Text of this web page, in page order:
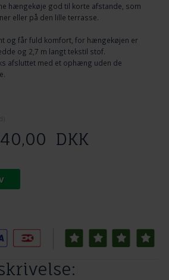
hængekøje god til korte afstande, som
eller på den lille terrasse.
og får fuld komfort, for hængekøjen er
og 2,7 m langt tekstil stof.
afsluttet med et ophæng uden de
DKK